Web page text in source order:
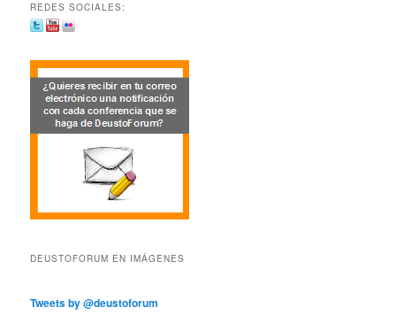
REDES SOCIALES:
DEUSTOFORUM EN IMÁGENES
Tweets by @deustoforum